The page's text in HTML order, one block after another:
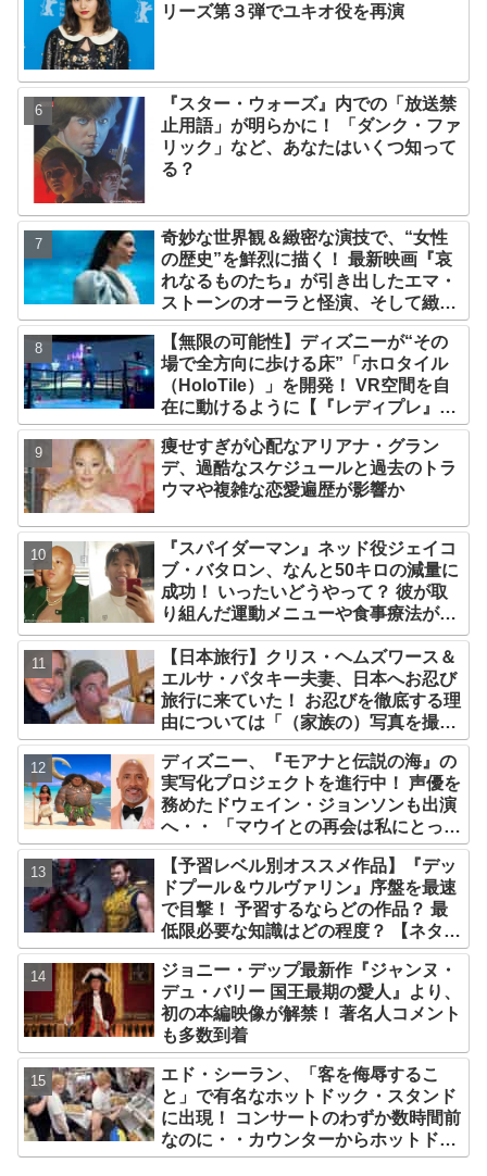
リーズ第３弾でユキオ役を再演
『スター・ウォーズ』内での「放送禁
止用語」が明らかに！ 「ダンク・ファ
リック」など、あなたはいくつ知って
る？
奇妙な世界観＆緻密な演技で、“女性
の歴史”を鮮烈に描く！ 最新映画『哀
れなるものたち』が引き出したエマ・
ストーンのオーラと怪演、そして緻密
すぎる演技力！ これは女性の“自由意
志”の物語［レビュー＆解説］
【無限の可能性】ディズニーが“その
場で全方向に歩ける床”「ホロタイル
（HoloTile）」を開発！ VR空間を自
在に動けるように【『レディプレ』実
現への大きな一歩？】
痩せすぎが心配なアリアナ・グラン
デ、過酷なスケジュールと過去のトラ
ウマや複雑な恋愛遍歴が影響か
『スパイダーマン』ネッド役ジェイコ
ブ・バタロン、なんと50キロの減量に
成功！ いったいどうやって？ 彼が取
り組んだ運動メニューや食事療法が明
らかに
【日本旅行】クリス・ヘムズワース＆
エルサ・パタキー夫妻、日本へお忍び
旅行に来ていた！ お忍びを徹底する理
由については「（家族の）写真を撮ら
れるとキレそうになる」からという過
去の発言も
ディズニー、『モアナと伝説の海』の
実写化プロジェクトを進行中！ 声優を
務めたドウェイン・ジョンソンも出演
へ・・ 「マウイとの再会は私にとって
深い意味を持つ」
【予習レベル別オススメ作品】『デッ
ドプール＆ウルヴァリン』序盤を最速
で目撃！ 予習するならどの作品？ 最
低限必要な知識はどの程度？ 【ネタバ
レなし解説】
ジョニー・デップ最新作『ジャンヌ・
デュ・バリー 国王最期の愛人』より、
初の本編映像が解禁！ 著名人コメント
も多数到着
エド・シーラン、「客を侮辱するこ
と」で有名なホットドック・スタンド
に出現！ コンサートのわずか数時間前
なのに・・カウンターからホットドッ
クを提供、ファンは大興奮［写真あ